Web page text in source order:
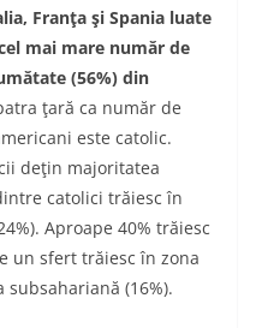
Franţa şi Spania luate
mai mare număr de
(56%) din
ţară ca număr de
este catolic.
deţin majoritatea
catolici trăiesc în
Aproape 40% trăiesc
un sfert trăiesc în zona
subsahariană (16%).